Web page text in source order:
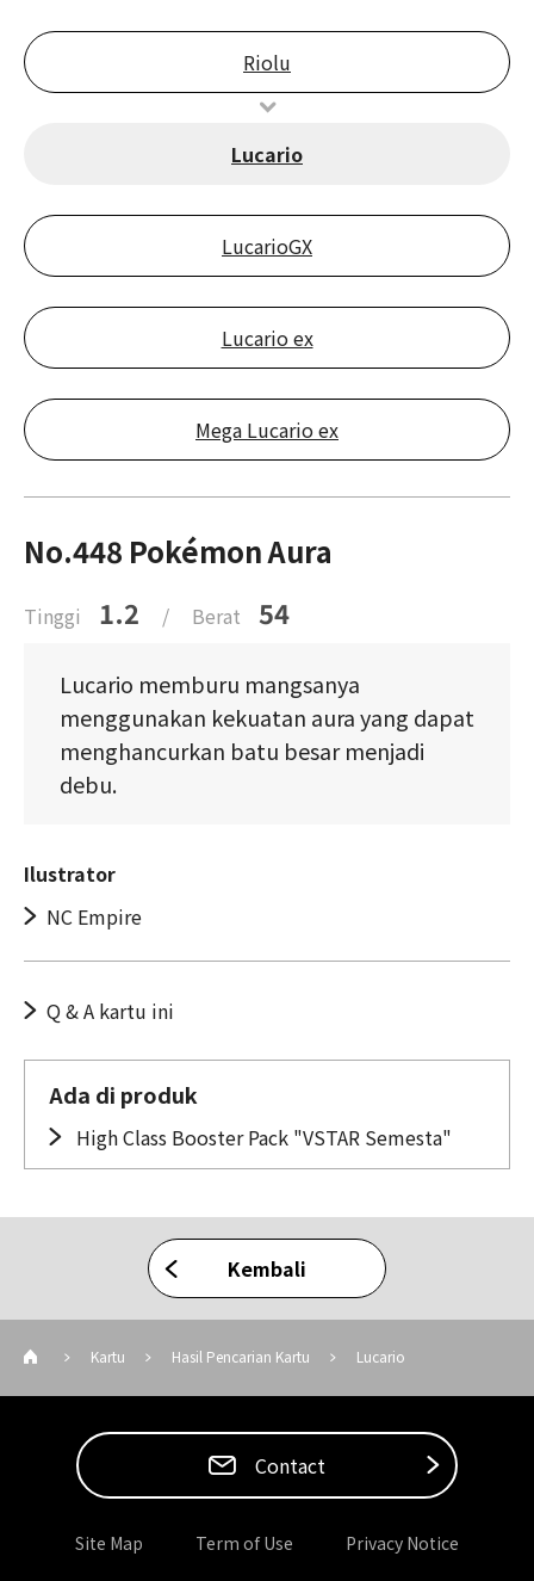
Riolu
Lucario
LucarioGX
Lucario ex
Mega Lucario ex
No.448 Pokémon Aura
Tinggi 1.2 / Berat 54
Lucario memburu mangsanya
menggunakan kekuatan aura yang dapat
menghancurkan batu besar menjadi
debu.
Ilustrator
NC Empire
Q & A kartu ini
Ada di produk
High Class Booster Pack "VSTAR Semesta"
Kembali
Kartu Hasil Pencarian Kartu Lucario
Contact
Site Map Term of Use Privacy Notice